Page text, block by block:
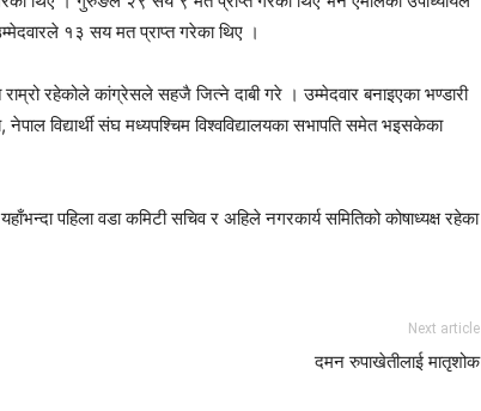
१३ सय मत प्राप्त गरेका थिए ।
रहेकोले कांग्रेसले सहजै जित्ने दाबी गरे । उम्मेदवार बनाइएका भण्डारी
विद्यार्थी संघ मध्यपश्चिम विश्वविद्यालयका सभापति समेत भइसकेका
पहिला वडा कमिटी सचिव र अहिले नगरकार्य समितिको कोषाध्यक्ष रहेका
Next article
दमन रुपाखेतीलाई मातृशोक